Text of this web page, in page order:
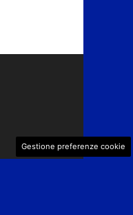
Gestione preferenze cookie